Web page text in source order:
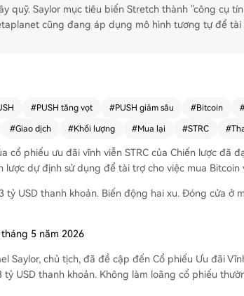
quỹ. Saylor mục tiêu biến Stretch thành "công cụ
cũng đang áp dụng mô hình tương tự để tài
#PUSH tăng vọt #PUSH giảm sâu #Bitcoin
#Giao dịch #Khối lượng #Mua lại #STRC #
cổ phiếu ưu đãi vĩnh viễn STRC của Chiến lược đã
lược dự định sử dụng để tài trợ cho việc mua Bitcoin
tỷ USD thanh khoản. Biến động hai xu. Đóng cửa ở
5 năm 2026
Saylor, chủ tịch, đã đề cập đến Cổ phiếu Ưu đãi
tỷ USD thanh khoản. Không làm loãng cổ phiếu